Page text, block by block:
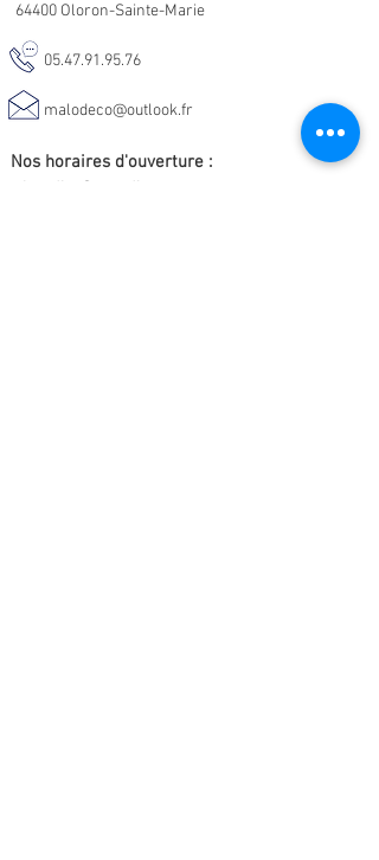
64400 Oloron-Sainte-Marie
05.47.91.95.76
malodeco@outlook.fr
Nos horaires d'ouverture :